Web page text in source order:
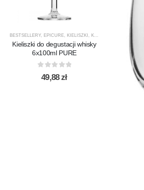
BESTSELLERY, EPICURE, KIELISZKI , KIELISZKI DO WHISKY
Kieliszki do degustacji whisky
6x100ml PURE
out of 5
49,88zł